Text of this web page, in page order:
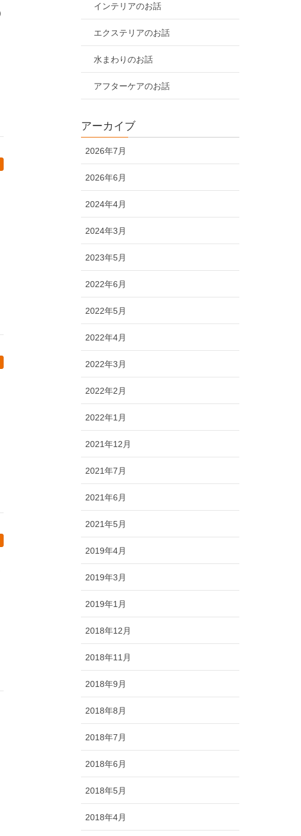
インテリアのお話
エクステリアのお話
水まわりのお話
アフターケアのお話
アーカイブ
2026年7月
2026年6月
2024年4月
2024年3月
2023年5月
2022年6月
2022年5月
2022年4月
2022年3月
2022年2月
2022年1月
2021年12月
2021年7月
2021年6月
2021年5月
2019年4月
2019年3月
2019年1月
2018年12月
2018年11月
2018年9月
2018年8月
2018年7月
2018年6月
2018年5月
2018年4月